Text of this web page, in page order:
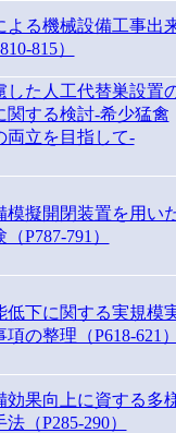
よる機械設備工事出
815）
した人工代替巣設置
関する検討-希少猛禽
両立を目指して-
模擬開閉装置を用い
P787-791）
低下に関する実規模
の整理（P618-621
効果向上に資する多
（P285-290）